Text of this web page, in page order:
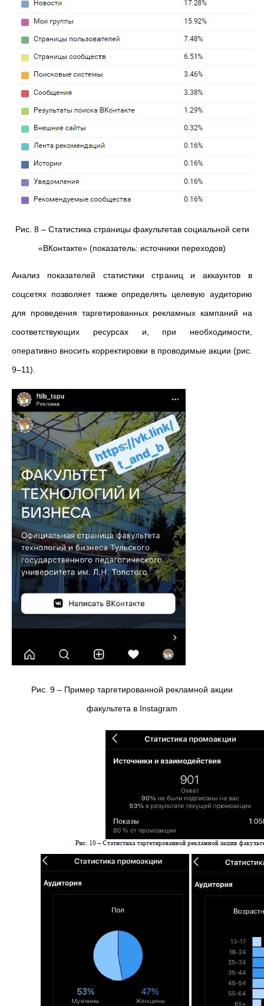
Рис. 8 – Статистика страницы факультетав социальной сети
«ВКонтакте» (показатель: источники переходов)
Анализ показателей статистики страниц и аккаунтов в
соцсетях позволяет также определять целевую аудиторию
для проведения таргетированных рекламных кампаний на
соответствующих ресурсах и, при необходимости,
оперативно вносить корректировки в проводимые акции (рис.
9–11).
Рис. 9 – Пример таргетированной рекламной акции
факультета в Instagram